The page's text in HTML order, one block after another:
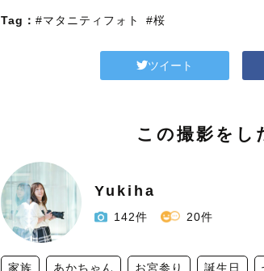
Tag： #マタニティフォト #桜
ツイート
この撮影をし
Yukiha
142件 20件
家族 あかちゃん お宮参り 誕生日